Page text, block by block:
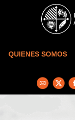
Skip to main content
QUIENES SOMOS